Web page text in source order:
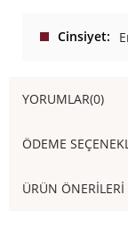
Cinsiyet
YORUMLAR(0)
ÖDEME
ÜRÜN ÖNERILERI